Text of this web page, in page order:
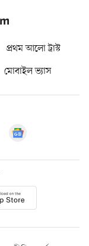
প্রথম আলো ট্রাস্ট
মোবাইল ভ্যাস